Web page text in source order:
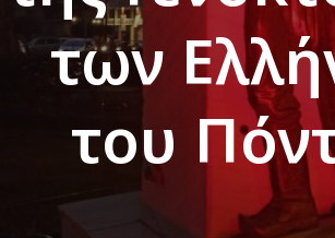
των
του